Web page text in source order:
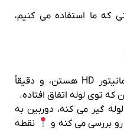
که ما استفاده می‌ کنیم،
نمایش زنده تصویر روی مانیتور HD هستن، و دقیقاً
توی لوله اتفاق افتاده.
گیر می‌ کنه، دوربین به
رو بررسی می‌ کنه و
نقطه‌